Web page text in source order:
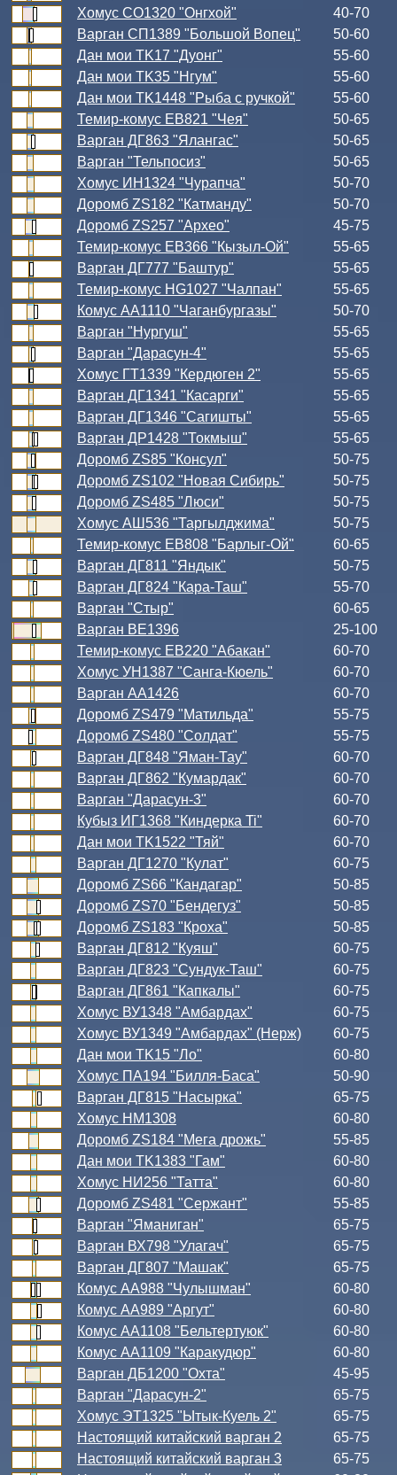
Хомус СО1320 "Онгхой"
40-70
Варган СП1389 "Большой Вопец"
50-60
Дан мои TK17 "Дуонг"
55-60
Дан мои TK35 "Нгум"
55-60
Дан мои TK1448 "Рыба с ручкой"
55-60
Темир-комус ЕВ821 "Чея"
50-65
Варган ДГ863 "Ялангас"
50-65
Варган "Тельпосиз"
50-65
Хомус ИН1324 "Чурапча"
50-70
Доромб ZS182 "Катманду"
50-70
Доромб ZS257 "Архео"
45-75
Темир-комус ЕВ366 "Кызыл-Ой"
55-65
Варган ДГ777 "Баштур"
55-65
Темир-комус HG1027 "Чалпан"
55-65
Комус АА1110 "Чаганбургазы"
50-70
Варган "Нургуш"
55-65
Варган "Дарасун-4"
55-65
Хомус ГТ1339 "Кердюген 2"
55-65
Варган ДГ1341 "Касарги"
55-65
Варган ДГ1346 "Сагишты"
55-65
Варган ДР1428 "Токмыш"
55-65
Доромб ZS85 "Консул"
50-75
Доромб ZS102 "Новая Сибирь"
50-75
Доромб ZS485 "Люси"
50-75
Хомус АШ536 "Таргылджима"
50-75
Темир-комус ЕВ808 "Барлыг-Ой"
60-65
Варган ДГ811 "Яндык"
50-75
Варган ДГ824 "Кара-Таш"
55-70
Варган "Стыр"
60-65
Варган ВЕ1396
25-100
Темир-комус ЕВ220 "Абакан"
60-70
Хомус УН1387 "Санга-Кюель"
60-70
Варган АА1426
60-70
Доромб ZS479 "Матильда"
55-75
Доромб ZS480 "Солдат"
55-75
Варган ДГ848 "Яман-Тау"
60-70
Варган ДГ862 "Кумардак"
60-70
Варган "Дарасун-3"
60-70
Кубыз ИГ1368 "Киндерка Ti"
60-70
Дан мои TK1522 "Тяй"
60-70
Варган ДГ1270 "Кулат"
60-75
Доромб ZS66 "Кандагар"
50-85
Доромб ZS70 "Бендегуз"
50-85
Доромб ZS183 "Кроха"
50-85
Варган ДГ812 "Куяш"
60-75
Варган ДГ823 "Сундук-Таш"
60-75
Варган ДГ861 "Капкалы"
60-75
Хомус ВУ1348 "Амбардах"
60-75
Хомус ВУ1349 "Амбардах" (Нерж)
60-75
Дан мои TK15 "Ло"
60-80
Хомус ПА194 "Билля-Баса"
50-90
Варган ДГ815 "Насырка"
65-75
Хомус НМ1308
60-80
Доромб ZS184 "Мега дрожь"
55-85
Дан мои TK1383 "Гам"
60-80
Хомус НИ256 "Татта"
60-80
Доромб ZS481 "Сержант"
55-85
Варган "Яманиган"
65-75
Варган ВХ798 "Улагач"
65-75
Варган ДГ807 "Машак"
65-75
Комус АА988 "Чулышман"
60-80
Комус АА989 "Аргут"
60-80
Комус АА1108 "Бельтертуюк"
60-80
Комус АА1109 "Каракудюр"
60-80
Варган ДБ1200 "Охта"
45-95
Варган "Дарасун-2"
65-75
Хомус ЭТ1325 "Ытык-Куель 2"
65-75
Настоящий китайский варган 2
65-75
Настоящий китайский варган 3
65-75